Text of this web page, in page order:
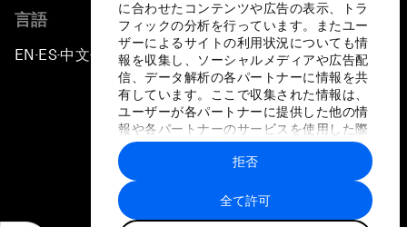
に合わせたコンテンツや広告の表示、トラ
フィックの分析を行っています。またユー
ザーによるサイトの利用状況についても情
報を収集し、ソーシャルメディアや広告配
信、データ解析の各パートナーに情報を共
有しています。ここで収集された情報は、
ユーザーが各パートナーに提供した他の情
報や各パートナーのサービスを使用した際
に収集された情報と組み合わされ、各パー
トナーによって使用されることがありま
す。
全て許可
拒否
言語
EN ▪ ES▪中文▪ 日本語
プライバシーポリシーと利用規約
サイトマップ